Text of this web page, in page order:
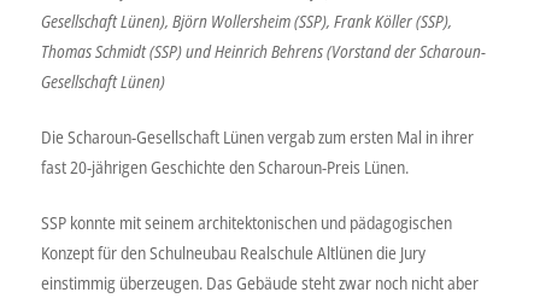
Gesellschaft Lünen), Björn Wollersheim (SSP), Frank Köller (SSP),
Thomas Schmidt (SSP) und Heinrich Behrens (Vorstand der Scharoun-
Gesellschaft Lünen)
Die Scharoun-Gesellschaft Lünen vergab zum ersten Mal in ihrer
fast 20-jährigen Geschichte den Scharoun-Preis Lünen.
SSP konnte mit seinem architektonischen und pädagogischen
Konzept für den Schulneubau Realschule Altlünen die Jury
einstimmig überzeugen. Das Gebäude steht zwar noch nicht aber